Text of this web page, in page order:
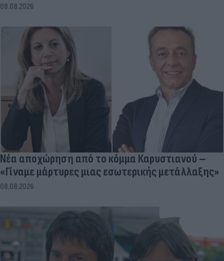
08.08.2026
Νέα αποχώρηση από το κόμμα Καρυστιανού –
«Γίναμε μάρτυρες μιας εσωτερικής μετάλλαξης»
08.08.2026